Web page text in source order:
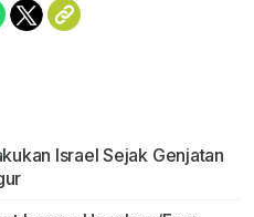
Israel Sejak Genjatan